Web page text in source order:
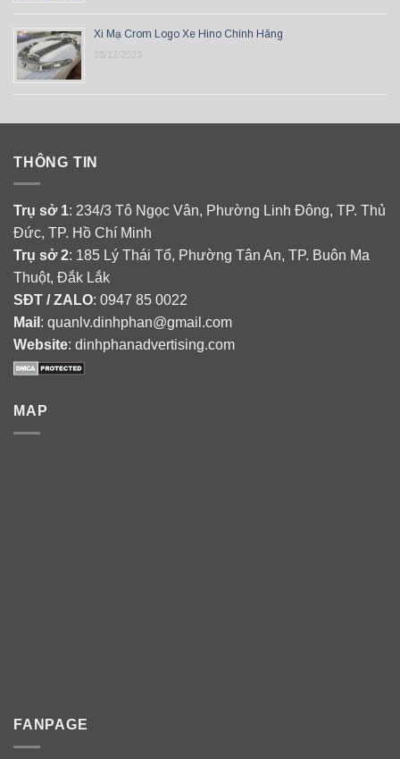
Xi Mạ Crom Logo Xe Hino Chính Hãng
28/12/2023
THÔNG TIN
Trụ sở 1: 234/3 Tô Ngọc Vân, Phường Linh Đông, TP. Thủ
Đức, TP. Hồ Chí Minh
Trụ sở 2: 185 Lý Thái Tổ, Phường Tân An, TP. Buôn Ma
Thuột, Đắk Lắk
SĐT / ZALO: 0947 85 0022
Mail : quanlv.dinhphan@gmail.com
Website: dinhphanadvertising.com
MAP
FANPAGE